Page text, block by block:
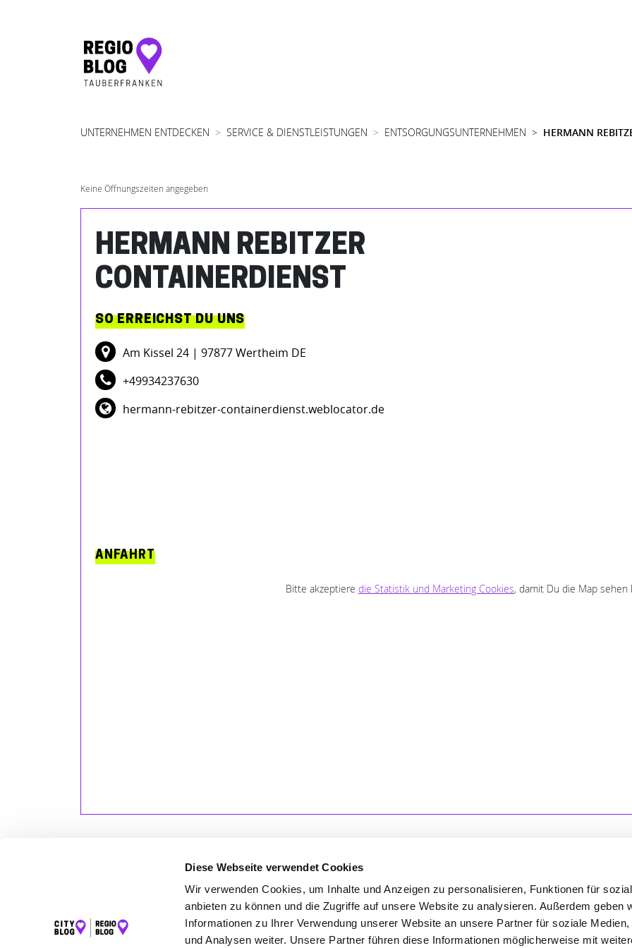
Diese Webseite verwendet Cookies
Wir verwenden Cookies, um Inhalte und Anzeigen zu personalisieren, Funktionen für
anbieten zu können und die Zugriffe auf unsere Website zu analysieren. Außerdem geben
Informationen zu Ihrer Verwendung unserer Website an unsere Partner für soziale Medien,
und Analysen weiter. Unsere Partner führen diese Informationen möglicherweise mit
Hauptnavigation
UNTERNEHMEN ENTDECKEN SERVICE & DIENSTLEISTUNGEN ENTSORGUNGSUNTERNEHMEN HERMANN
Keine Öffnungszeiten angegeben
HERMANN REBITZER
CONTAINERDIENST
SO ERREICHST DU UNS
Am Kissel 24 | 97877 Wertheim DE
+49934237630
hermann-rebitzer-containerdienst.weblocator.de
ANFAHRT
Bitte akzeptiere die Statistik und Marketing Cookies, damit Du die Map sehen
LET'S CONNECT
Kontakt
SERVICE
WhatsApp